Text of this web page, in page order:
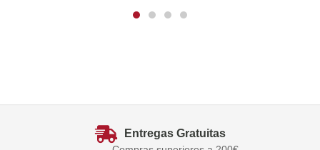
Entregas Gratuitas